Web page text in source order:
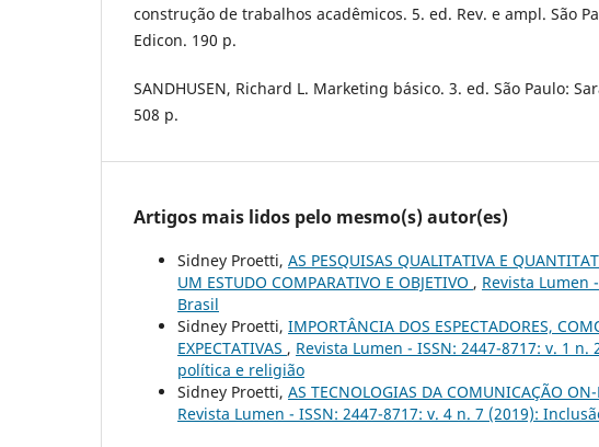
construção de trabalhos acadêmicos. 5. ed. Rev. e ampl. São
Edicon. 190 p.
SANDHUSEN, Richard L. Marketing básico. 3. ed. São Paulo:
508 p.
Artigos mais lidos pelo mesmo(s) autor(es)
Sidney Proetti, AS PESQUISAS QUALITATIVA E
UM ESTUDO COMPARATIVO E OBJETIVO , Revista Lumen
Brasil
Sidney Proetti, IMPORTÂNCIA DOS ESPECTADORES,
EXPECTATIVAS , Revista Lumen - ISSN: 2447-8717: v. 1
política e religião
Sidney Proetti, AS TECNOLOGIAS DA COMUNICAÇÃO
Revista Lumen - ISSN: 2447-8717: v. 4 n. 7 (2019):